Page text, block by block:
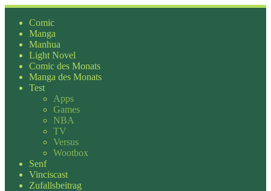
Zum
Inhalt
springen
Comic
Manga
Manhua
Light Novel
Comic des Monats
Manga des Monats
Test
Apps
Games
NBA
TV
Versus
Wootbox
Senf
Vinciscast
Zufallsbeitrag